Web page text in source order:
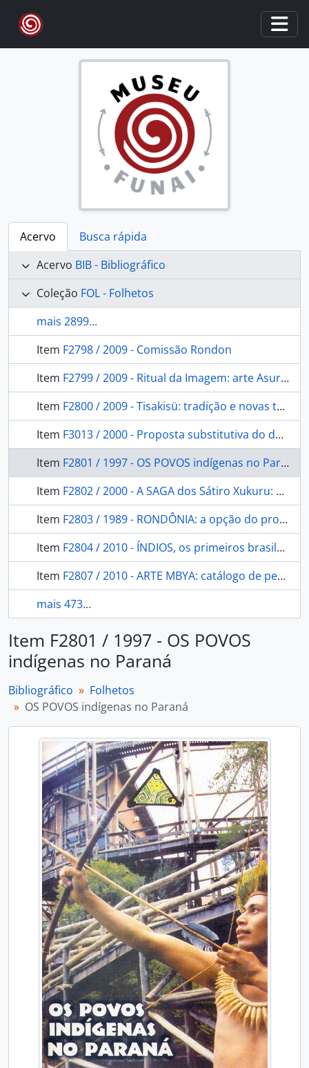
Skip to main content
Acervo
Busca rápida
Acervo BIB - Bibliográfico
Coleção FOL - Folhetos
mais 2899...
Item F2798 / 2009 - Comissão Rondon
Item F2799 / 2009 - Ritual da Imagem: arte Asurini do Xingu.
Item F2800 / 2009 - Tisakisü: tradição e novas tecnologias da memória Kuikuro do alto Xingu.
Item F3013 / 2000 - Proposta substitutiva do deputado Luciano Pizzatto ao projeto de lei nº 2057/91 - Estatuto do Índio
Item F2801 / 1997 - OS POVOS indígenas no Paraná
Item F2802 / 2000 - A SAGA dos Sátiro Xukuru: alegrias e tristezas da família do primeiro jogador indígena a vestir a camisa de um grande time e da Seleção Brasileira.
Item F2803 / 1989 - RONDÔNIA: a opção do progresso.
Item F2804 / 2010 - ÍNDIOS, os primeiros brasileiros
Item F2807 / 2010 - ARTE MBYA: catálogo de peças.
mais 473...
Item F2801 / 1997 - OS POVOS
indígenas no Paraná
Bibliográfico
Folhetos
OS POVOS indígenas no Paraná